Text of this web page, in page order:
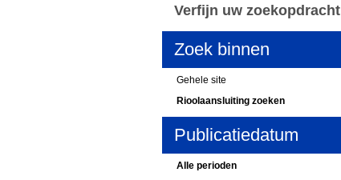
Verfijn uw zoekopdracht
Zoek binnen
Gehele site
Rioolaansluiting zoeken
Publicatiedatum
Alle perioden